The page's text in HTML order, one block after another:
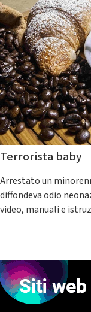
Terrorista baby
Arrestato un
diffondeva odio
video, manuali e